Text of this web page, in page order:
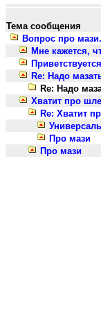
Тема сообщения
Вопрос про мази.
Мне кажется,
Re: Надо
Re: Надо
Хватит про
Re: Хватит
Про мази
Про мази